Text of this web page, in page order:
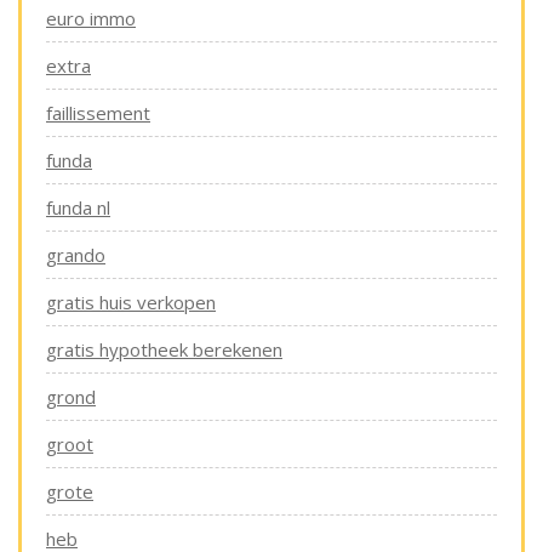
euro immo
extra
faillissement
funda
funda nl
grando
gratis huis verkopen
gratis hypotheek berekenen
grond
groot
grote
heb